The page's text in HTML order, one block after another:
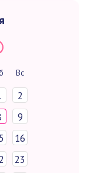
Вс
2
9
16
23